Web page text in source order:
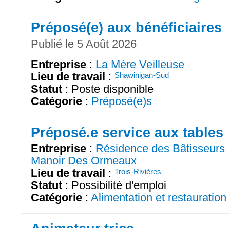
Préposé(e) aux bénéficiaires
Publié le 5 Août 2026
Entreprise : La Mère Veilleuse
Lieu de travail : Shawinigan-Sud
Statut : Poste disponible
Catégorie : Préposé(e)s
Préposé.e service aux tables
Entreprise : Résidence des Bâtisseurs
Manoir Des Ormeaux
Lieu de travail : Trois-Rivières
Statut : Possibilité d'emploi
Catégorie : Alimentation et restauration